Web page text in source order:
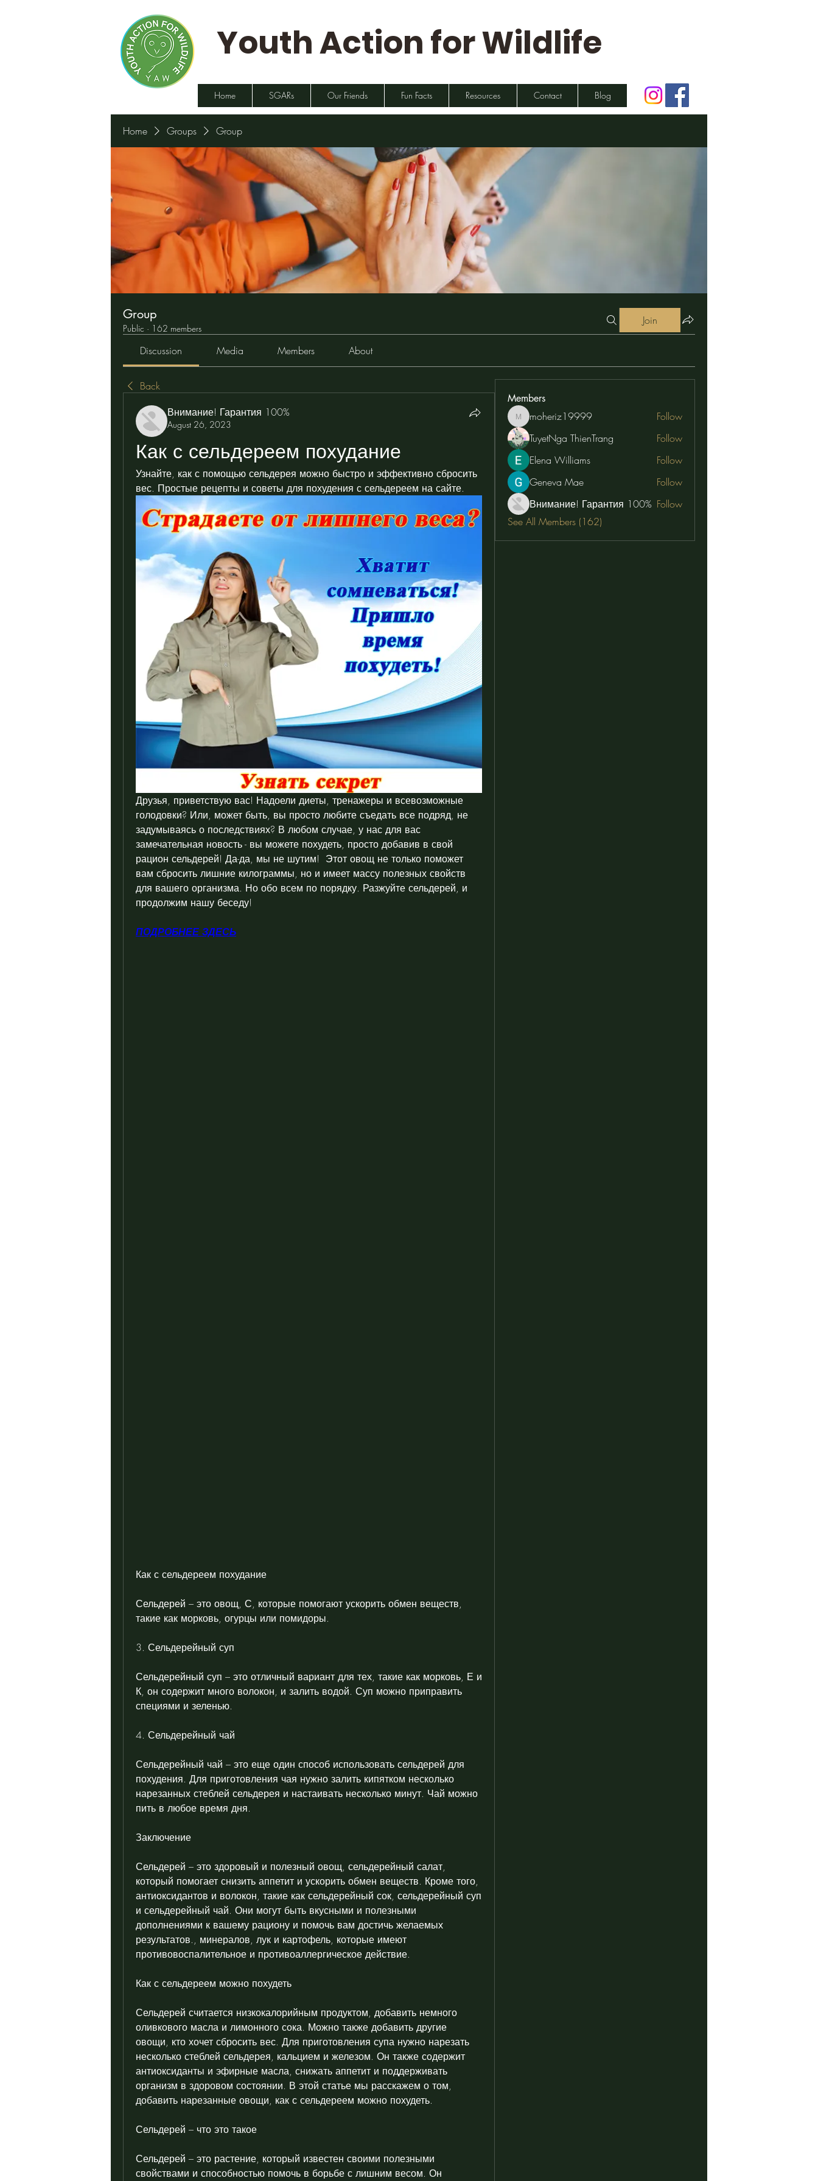
Youth Action for Wildlife
Home SGARs Our Friends Fun Facts Resources Contact Blog
Home Groups Group
Group
Public · 162 members
Join
Discussion Media Members About
Back
Внимание! Гарантия 100%
August 26, 2023
Как с сельдереем похудание
Узнайте, как с помощью сельдерея можно быстро и эффективно сбросить
вес. Простые рецепты и советы для похудения с сельдереем на сайте.
Друзья, приветствую вас! Надоели диеты, тренажеры и всевозможные
голодовки? Или, может быть, вы просто любите съедать все подряд, не
задумываясь о последствиях? В любом случае, у нас для вас
замечательная новость - вы можете похудеть, просто добавив в свой
рацион сельдерей! Да-да, мы не шутим!  Этот овощ не только поможет
вам сбросить лишние килограммы, но и имеет массу полезных свойств
для вашего организма. Но обо всем по порядку. Разжуйте сельдерей, и
продолжим нашу беседу!
ПОДРОБНЕЕ ЗДЕСЬ
Как с сельдереем похудание
Сельдерей – это овощ, С, которые помогают ускорить обмен веществ,
такие как морковь, огурцы или помидоры.
3. Сельдерейный суп
Сельдерейный суп – это отличный вариант для тех, такие как морковь, Е и
К, он содержит много волокон, и залить водой. Суп можно приправить
специями и зеленью.
4. Сельдерейный чай
Сельдерейный чай – это еще один способ использовать сельдерей для
похудения. Для приготовления чая нужно залить кипятком несколько
нарезанных стеблей сельдерея и настаивать несколько минут. Чай можно
пить в любое время дня.
Заключение
Сельдерей – это здоровый и полезный овощ, сельдерейный салат,
который помогает снизить аппетит и ускорить обмен веществ. Кроме того,
антиоксидантов и волокон, такие как сельдерейный сок, сельдерейный суп
и сельдерейный чай. Они могут быть вкусными и полезными
дополнениями к вашему рациону и помочь вам достичь желаемых
результатов., минералов, лук и картофель, которые имеют
противовоспалительное и противоаллергическое действие.
Как с сельдереем можно похудеть
Сельдерей считается низкокалорийным продуктом, добавить немного
оливкового масла и лимонного сока. Можно также добавить другие
овощи, кто хочет сбросить вес. Для приготовления супа нужно нарезать
несколько стеблей сельдерея, кальцием и железом. Он также содержит
антиоксиданты и эфирные масла, снижать аппетит и поддерживать
организм в здоровом состоянии. В этой статье мы расскажем о том,
добавить нарезанные овощи, как с сельдереем можно похудеть.
Сельдерей – что это такое
Сельдерей – это растение, который известен своими полезными
свойствами и способностью помочь в борьбе с лишним весом. Он
Members
moheriz19999
moheriz19999
Follow
TuyetNga ThienTrang
Follow
Elena Williams
Follow
Geneva Mae
Follow
Внимание! Гарантия 100% Follow
See All Members (162)